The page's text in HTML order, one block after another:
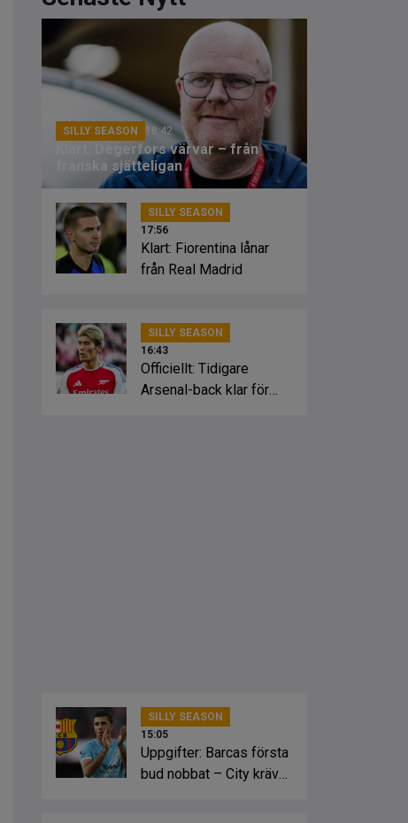
SILLY SEASON 18:42
Klart: Degerfors värvar – från
franska sjätteligan
SILLY SEASON
17:56
Klart: Fiorentina lånar
från Real Madrid
SILLY SEASON
16:43
Officiellt: Tidigare
Arsenal-back klar för
SILLY SEASON
15:05
Uppgifter: Barcas första
bud nobbat – City kräver